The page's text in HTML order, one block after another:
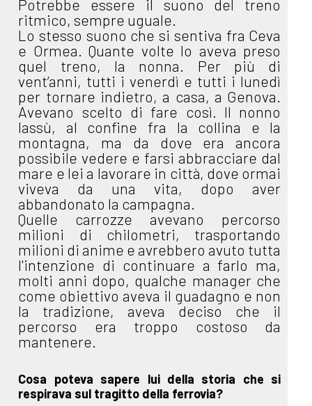
Potrebbe essere il suono del treno
ritmico, sempre uguale.
Lo stesso suono che si sentiva fra Ceva
e Ormea. Quante volte lo aveva preso
quel treno, la nonna. Per più di
vent’anni, tutti i venerdì e tutti i lunedì
per tornare indietro, a casa, a Genova.
Avevano scelto di fare così. Il nonno
lassù, al confine fra la collina e la
montagna, ma da dove era ancora
possibile vedere e farsi abbracciare dal
mare e lei a lavorare in città, dove ormai
viveva da una vita, dopo aver
abbandonato la campagna.
Quelle carrozze avevano percorso
milioni di chilometri, trasportando
milioni di anime e avrebbero avuto tutta
l'intenzione di continuare a farlo ma,
molti anni dopo, qualche manager che
come obiettivo aveva il guadagno e non
la tradizione, aveva deciso che il
percorso era troppo costoso da
mantenere.
Cosa poteva sapere lui della storia che si
respirava sul tragitto della ferrovia?